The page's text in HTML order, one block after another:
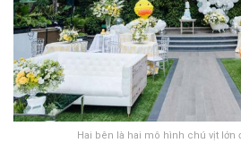
Hai bên là hai mô hình chú vịt lớn